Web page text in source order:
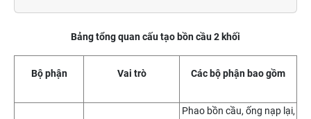
Bảng tổng quan cấu tạo bồn cầu 2 khối
Bộ phận Vai trò Các bộ phận bao gồm
Phao bồn cầu, ống nạp lại,